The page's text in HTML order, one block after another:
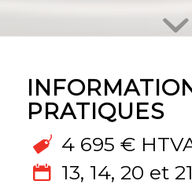
PRATIQUES
4 695 €
13, 14, 20 et